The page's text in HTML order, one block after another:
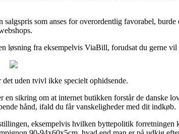
som anses for overordentlig favorabel,
løsning fra eksempelvis ViaBill, forudsat du gerne
uden tvivl ikke specielt ophidsende.
sikring om at internet butikken forstår de danske
hånd, ifald du får vanskeligheder med dit indkøb.
eksempelvis hvilken byttepolitik